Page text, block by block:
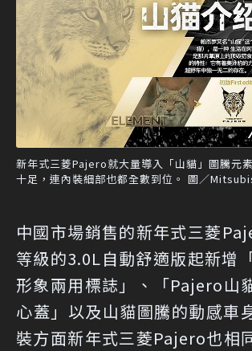
新年式三菱Pajero就大量導入「山貓」圖騰元
十足，連內裝細部也都全數到位。 圖／
中國市場銷售的新年式三菱
等級的3.0L自動舒適版起新增
形象兩用標誌」、「Pajero山
心蓋」以及山貓圖騰的動感車
裝方面新年式三菱Pajero也相